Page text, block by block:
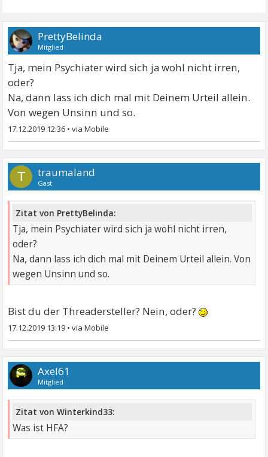
PrettyBelinda
Mitglied
Tja, mein Psychiater wird sich ja wohl nicht irren,
oder?
Na, dann lass ich dich mal mit Deinem Urteil allein.
Von wegen Unsinn und so.
17.12.2019 12:36 •
T traumaland
Gast
Zitat von PrettyBelinda:
Tja, mein Psychiater wird sich ja wohl nicht irren,
oder?
Na, dann lass ich dich mal mit Deinem Urteil allein. Von
wegen Unsinn und so.
Bist du der Threadersteller? Nein, oder?
17.12.2019 13:19 •
Axel61
Mitglied
Zitat von Winterkind33:
Was ist HFA?